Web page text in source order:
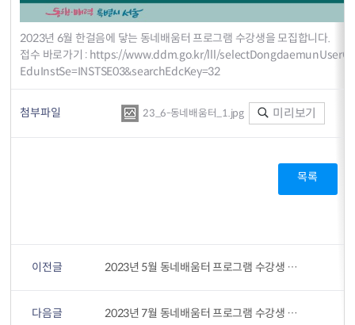
2023년 6월 한걸음에 닿는 동네배움터 프로그램 수강생을 모집합니다.
접수 바로가기 : https://www.ddm.go.kr/lll/
EduInstSe=INSTSE03&searchEdcKey=32
첨부파일 23_6-동네배움터_1.jpg 미리보기
목록
이전글 2023년 5월 동네배움터 프로그램 수강생 모집
다음글 2023년 7월 동네배움터 프로그램 수강생 모집